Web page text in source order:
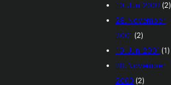
10. Juni 2002(2)
28. November
2001 (2)
10. Juni 2001 (1)
28. November
2000 (2)